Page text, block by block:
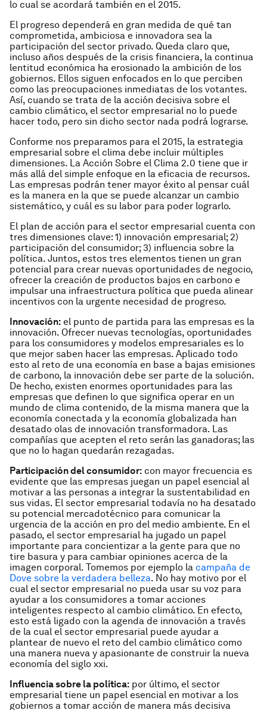
lo cual se acordará también en el 2015.
El progreso dependerá en gran medida de qué tan
comprometida, ambiciosa e innovadora sea la
participación del sector privado. Queda claro que,
incluso años después de la crisis financiera, la continua
lentitud económica ha erosionado la ambición de los
gobiernos. Ellos siguen enfocados en lo que perciben
como las preocupaciones inmediatas de los votantes.
Así, cuando se trata de la acción decisiva sobre el
cambio climático, el sector empresarial no lo puede
hacer todo, pero sin dicho sector nada podrá lograrse.
Conforme nos preparamos para el 2015, la estrategia
empresarial sobre el clima debe incluir múltiples
dimensiones. La Acción Sobre el Clima 2.0 tiene que ir
más allá del simple enfoque en la eficacia de recursos.
Las empresas podrán tener mayor éxito al pensar cuál
es la manera en la que se puede alcanzar un cambio
sistemático, y cuál es su labor para poder lograrlo.
El plan de acción para el sector empresarial cuenta con
tres dimensiones clave: 1) innovación empresarial; 2)
participación del consumidor; 3) influencia sobre la
política. Juntos, estos tres elementos tienen un gran
potencial para crear nuevas oportunidades de negocio,
ofrecer la creación de productos bajos en carbono e
impulsar una infraestructura política que pueda alinear
incentivos con la urgente necesidad de progreso.
Innovación: el punto de partida para las empresas es la
innovación. Ofrecer nuevas tecnologías, oportunidades
para los consumidores y modelos empresariales es lo
que mejor saben hacer las empresas. Aplicado todo
esto al reto de una economía en base a bajas emisiones
de carbono, la innovación debe ser parte de la solución.
De hecho, existen enormes oportunidades para las
empresas que definen lo que significa operar en un
mundo de clima contenido, de la misma manera que la
economía conectada y la economía globalizada han
desatado olas de innovación transformadora. Las
compañías que acepten el reto serán las ganadoras; las
que no lo hagan quedarán rezagadas.
Participación del consumidor: con mayor frecuencia es
evidente que las empresas juegan un papel esencial al
motivar a las personas a integrar la sustentabilidad en
sus vidas. El sector empresarial todavía no ha desatado
su potencial mercadotécnico para comunicar la
urgencia de la acción en pro del medio ambiente. En el
pasado, el sector empresarial ha jugado un papel
importante para concientizar a la gente para que no
tire basura y para cambiar opiniones acerca de la
imagen corporal. Tomemos por ejemplo la campaña de
Dove sobre la verdadera belleza. No hay motivo por el
cual el sector empresarial no pueda usar su voz para
ayudar a los consumidores a tomar acciones
inteligentes respecto al cambio climático. En efecto,
esto está ligado con la agenda de innovación a través
de la cual el sector empresarial puede ayudar a
plantear de nuevo el reto del cambio climático como
una manera nueva y apasionante de construir la nueva
economía del siglo xxi.
Influencia sobre la política: por último, el sector
empresarial tiene un papel esencial en motivar a los
gobiernos a tomar acción de manera más decisiva